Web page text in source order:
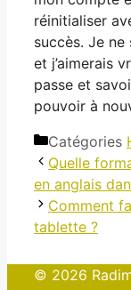
réinitialiser
succès. Je
et j’aimerais
passe et
pouvoir à
Catégories
Quelle
en anglais
Comment
tablette ?
© 2026